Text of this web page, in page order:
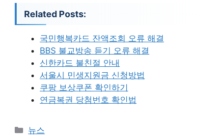
Related Posts:
국민행복카드 잔액조회 오류 해결
BBS 불교방송 듣기 오류 해결
신한카드 불친절 안내
서울시 민생지원금 신청방법
쿠팡 보상쿠폰 확인하기
연금복권 당첨번호 확인법
카
뉴스